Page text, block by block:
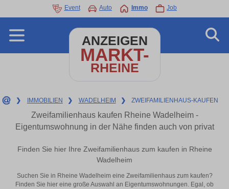
Event Auto Immo Job
ANZEIGEN
MARKT-
RHEINE
❯ IMMOBILIEN ❯ WADELHEIM ❯ ZWEIFAMILIENHAUS-KAUFEN
Zweifamilienhaus kaufen Rheine Wadelheim -
Eigentumswohnung in der Nähe finden auch von privat
Finden Sie hier Ihre Zweifamilienhaus zum kaufen in Rheine
Wadelheim
Suchen Sie in Rheine Wadelheim eine Zweifamilienhaus zum kaufen?
Finden Sie hier eine große Auswahl an Eigentumswohnungen. Egal, ob